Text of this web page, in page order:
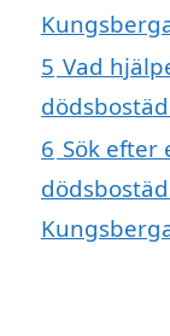
5 Vad
6 Sök efter